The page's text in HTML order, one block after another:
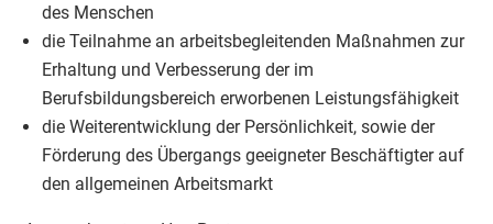
des Menschen
die Teilnahme an arbeitsbegleitenden Maßnahmen zur
Erhaltung und Verbesserung der im
Berufsbildungsbereich erworbenen Leistungsfähigkeit
die Weiterentwicklung der Persönlichkeit, sowie der
Förderung des Übergangs geeigneter Beschäftigter auf
den allgemeinen Arbeitsmarkt